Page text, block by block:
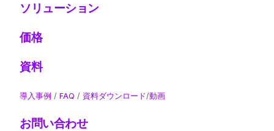
ソリューション
価格
資料
導入事例 /FAQ / 資料ダウンロード/動画
お問い合わせ